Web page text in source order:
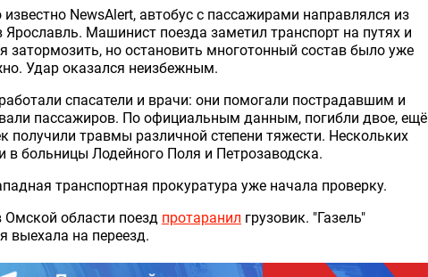
известно NewsAlert, автобус с пассажирами направлялся из
Ярославль. Машинист поезда заметил транспорт на путях и
затормозить, но остановить многотонный состав было уже
Удар оказался неизбежным.
спасатели и врачи: они помогали пострадавшим и
пассажиров. По официальным данным, погибли двое, ещё
получили травмы различной степени тяжести. Нескольких
в больницы Лодейного Поля и Петрозаводска.
транспортная прокуратура уже начала проверку.
области поезд протаранил грузовик. "Газель"
выехала на переезд.